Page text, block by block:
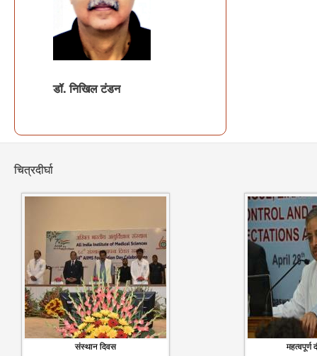
डॉ.निखिल टंडन
चित्रदीर्घा
संस्थान दिवस महत्वपूर्ण